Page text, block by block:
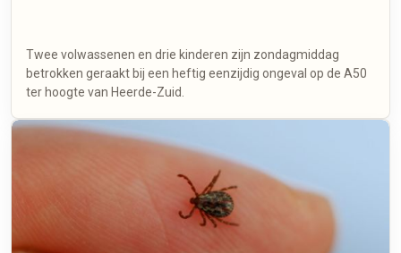
Twee volwassenen en drie kinderen zijn zondagmiddag
betrokken geraakt bij een heftig eenzijdig ongeval op de A50
ter hoogte van Heerde-Zuid.